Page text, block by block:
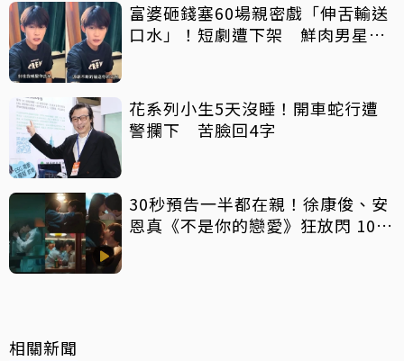
富婆砸錢塞60場親密戲「伸舌輸送
口水」！短劇遭下架 鮮肉男星吐
花系列小生5天沒睡！開車蛇行遭
警攔下 苦臉回4字
30秒預告一半都在親！徐康俊、安
恩真《不是你的戀愛》狂放閃 10年
相關新聞